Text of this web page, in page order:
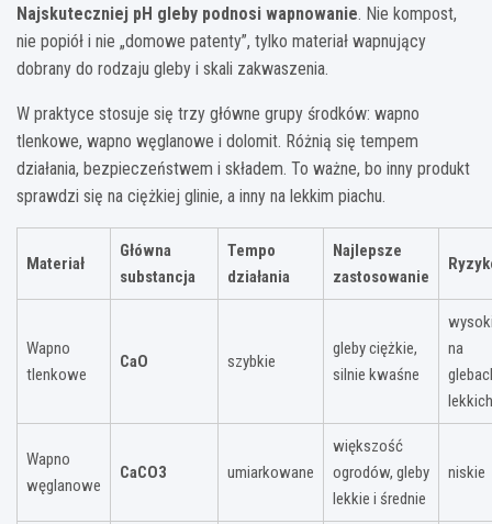
Najskuteczniej pH gleby podnosi wapnowanie. Nie kompost,
nie popiół i nie „domowe patenty”, tylko materiał wapnujący
dobrany do rodzaju gleby i skali zakwaszenia.
W praktyce stosuje się trzy główne grupy środków: wapno
tlenkowe, wapno węglanowe i dolomit. Różnią się tempem
działania, bezpieczeństwem i składem. To ważne, bo inny produkt
sprawdzi się na ciężkiej glinie, a inny na lekkim piachu.
Materiał
Główna
substancja
Tempo
działania
Najlepsze
zastosowanie
Wapno
tlenkowe
CaO szybkie
gleby ciężkie,
silnie kwaśne
na
lekkich
Wapno
węglanowe
CaCO3 umiarkowane
większość
ogrodów, gleby
lekkie i średnie
niskie